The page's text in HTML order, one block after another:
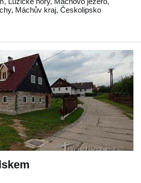
, Máchův kraj, Českolipsko